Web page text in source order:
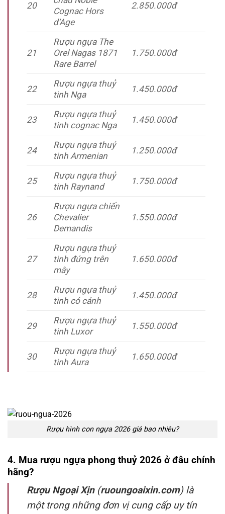
20
Cognac Hors
d’Age
2.850.000đ
21
Rượu ngựa The
Orel Nagas 1871
Rare Barrel
1.750.000đ
22
Rượu ngựa thuỷ
tinh Nga
1.450.000đ
23
Rượu ngựa thuỷ
tinh cognac Nga
1.450.000đ
24
Rượu ngựa thuỷ
tinh Armenian
1.250.000đ
25
Rượu ngựa thuỷ
tinh Raynand
1.750.000đ
26
Rượu ngựa chiến
Chevalier
Demandis
1.550.000đ
27
Rượu ngựa thuỷ
tinh đứng trên
mây
1.650.000đ
28
Rượu ngựa thuỷ
tinh có cánh
1.450.000đ
29
Rượu ngựa thuỷ
tinh Luxor
1.550.000đ
30
Rượu ngựa thuỷ
tinh Aura
1.650.000đ
Rượu hình con ngựa 2026 giá bao nhiêu?
4. Mua rượu ngựa phong thuỷ 2026 ở đâu chính
hãng?
Rượu Ngoại Xịn(ruoungoaixin.com) là
một trong những đơn vị cung cấp uy tín